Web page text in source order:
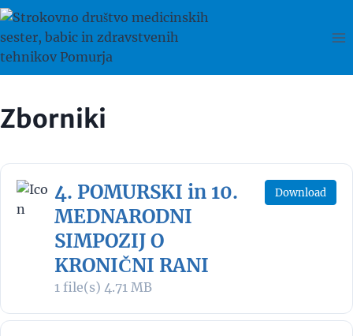
Skip
content
Zborniki
4. POMURSKI in 10.
MEDNARODNI
SIMPOZIJ O
KRONIČNI RANI
1 file(s) 4.71 MB
Download